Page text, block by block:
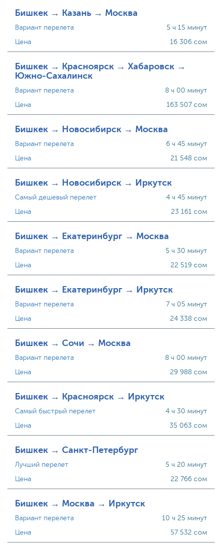
Бишкек → Казань → Москва
Вариант перелета
Цена
5 ч 15 минут
16 306 сом
Бишкек → Красноярск → Хабаровск →
Южно-Сахалинск
Вариант перелета
Цена
8 ч 00 минут
163 507 сом
Бишкек → Новосибирск → Москва
Вариант перелета
Цена
6 ч 45 минут
21 548 сом
Бишкек → Новосибирск → Иркутск
Самый дешевый перелет
Цена
4 ч 45 минут
23 161 сом
Бишкек → Екатеринбург → Москва
Вариант перелета
Цена
5 ч 30 минут
22 519 сом
Бишкек → Екатеринбург → Иркутск
Вариант перелета
Цена
7 ч 05 минут
24 338 сом
Бишкек → Сочи → Москва
Вариант перелета
Цена
8 ч 00 минут
29 988 сом
Бишкек → Красноярск → Иркутск
Самый быстрый перелет
Цена
4 ч 30 минут
35 063 сом
Бишкек → Санкт-Петербург
Лучший перелет
Цена
5 ч 20 минут
22 766 сом
Бишкек → Москва → Иркутск
Вариант перелета
Цена
10 ч 25 минут
57 532 сом